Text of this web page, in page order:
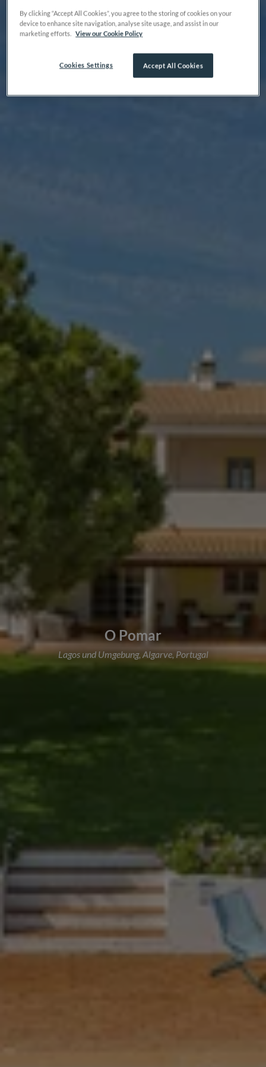
O Pomar
Lagos und Umgebung, Algarve, Portugal
By clicking “Accept All Cookies”, you agree to the storing of cookies on your
device to enhance site navigation, analyse site usage, and assist in our
marketing efforts. View our Cookie Policy
Accept All Cookies
Cookies Settings